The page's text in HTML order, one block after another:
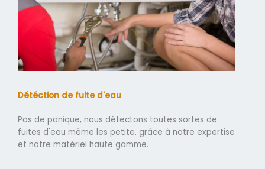
Détéction de fuite d'eau
Pas de panique, nous détectons toutes sortes de
fuites d'eau même les petite, grâce à notre expertise
et notre matériel haute gamme.